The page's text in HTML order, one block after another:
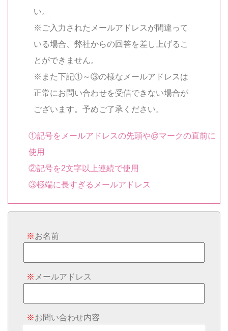
い。
※ご入力されたメールアドレスが間違って
いる場合、弊社からの回答を差し上げるこ
とができません。
※また下記①～③の様なメールアドレスは
正常にお問い合わせを受信できない場合が
ございます。予めご了承ください。
①記号をメールアドレスの先頭や@マークの直前に
使用
②記号を2文字以上連続で使用
③極端に長すぎるメールアドレス
※お名前
※ メールアドレス
※お問い合わせ内容